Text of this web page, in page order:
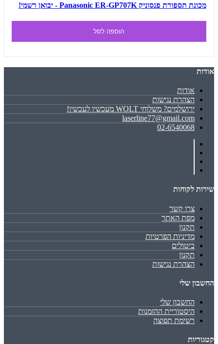
מכונת תספורת פנסוניק Panasonic ER-GP707K - יבואן רשמי!
הוספה לסל
אודות
אודות
הצהרת נגישות
ירושלמים? משלוחי WOLT מעכשיו לעכשיו!
laserline77@gmail.com
02-6540068
שירות לקוחות
צרו קשר
מפת האתר
תקנון
מדיניות הפרטיות
ביטולים
תקנון
הצהרת נגישות
החשבון שלי
החשבון שלי
היסטוריית ההזמנות
רשימת תפוצה
קטגוריות